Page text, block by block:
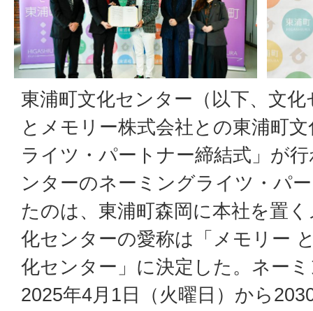
東浦町文化センター（以下、文
とメモリー株式会社との東浦町
ライツ・パートナー締結式」が
ンターのネーミングライツ・パ
たのは、東浦町森岡に本社を置
化センターの愛称は「メモリー
化センター」に決定した。ネー
2025年4月1日（火曜日）から